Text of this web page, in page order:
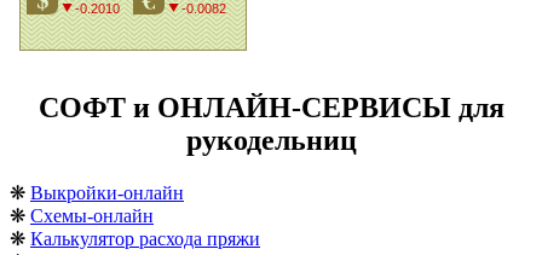
СОФТ и ОНЛАЙН-СЕРВИСЫ для
рукодельниц
❋ Выкройки-онлайн
❋ Схемы-онлайн
❋ Калькулятор расхода пряжи